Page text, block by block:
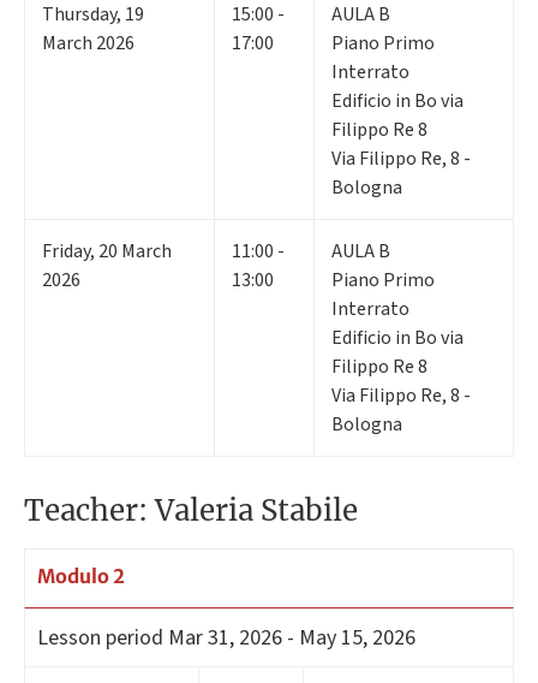
Thursday, 19
March 2026
15:00 -
17:00
AULA B
Piano Primo
Interrato
Edificio in Bo via
Filippo Re 8
Via Filippo Re, 8 -
Bologna
Friday, 20 March
2026
11:00 -
13:00
AULA B
Piano Primo
Interrato
Edificio in Bo via
Filippo Re 8
Via Filippo Re, 8 -
Bologna
Teacher: Valeria Stabile
Modulo 2
Lesson period Mar 31, 2026 - May 15, 2026